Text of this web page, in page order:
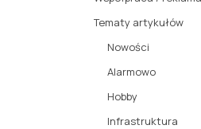
Tematy artykułów
Nowości
Alarmowo
Hobby
Infrastruktura